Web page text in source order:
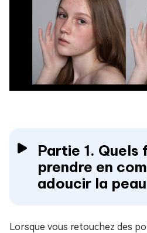
Partie 1. Quels
prendre en
adoucir la peau
Lorsque vous retouchez des